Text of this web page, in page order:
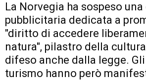
La Norvegia ha sospeso
pubblicitaria dedicata a
"diritto di accedere
natura", pilastro della
difeso anche dalla legge.
turismo hanno però